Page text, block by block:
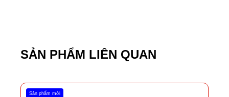
SẢN PHẨM LIÊN QUAN
Sản phẩm mới